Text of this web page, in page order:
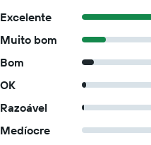
Excelente
Muito bom
Bom
OK
Razoável
Medíocre